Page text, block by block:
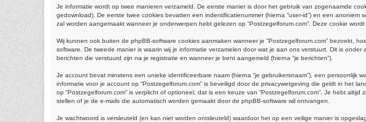
Je informatie wordt op twee manieren verzameld. De eerste manier is door het gebruik van zogenaamde
gedownload). De eerste twee cookies bevatten een indentificatienummer (hierna “user-id”) en een
zal worden aangemaakt wanneer je onderwerpen hebt gelezen op “Postzegelforum.com”. Deze cookie
Wij kunnen ook buiten de phpBB-software cookies aanmaken wanneer je “Postzegelforum.com” bezoekt,
software. De tweede manier is waarin wij je informatie verzamelen door wat je aan ons verstuurt. Dit is
berichten die verstuurd zijn na je registratie en wanneer je bent aangemeld (hierna “je berichten”).
Je account bevat minstens een unieke identificeerbare naam (hierna “je gebruikersnaam”), een persoonlijk
informatie voor je account op “Postzegelforum.com” is beveiligd door de privacywetgeving die geldt in het
op “Postzegelforum.com” is verplicht of optioneel, dat is een keuze van “Postzegelforum.com”. Je hebt
stellen of je de e-mails die automatisch worden gemaakt door de phpBB-software wil ontvangen.
Je wachtwoord is versleuteld (en kan niet worden ontsleuteld) waardoor het op een veilige manier is